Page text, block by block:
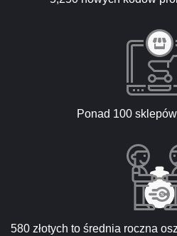
Ponad 100
580 złotych to średnia roczna